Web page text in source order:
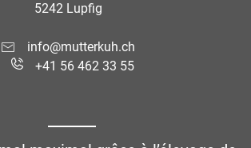
5242 Lupfig
info@mutterkuh.ch
+41 56 462 33 55